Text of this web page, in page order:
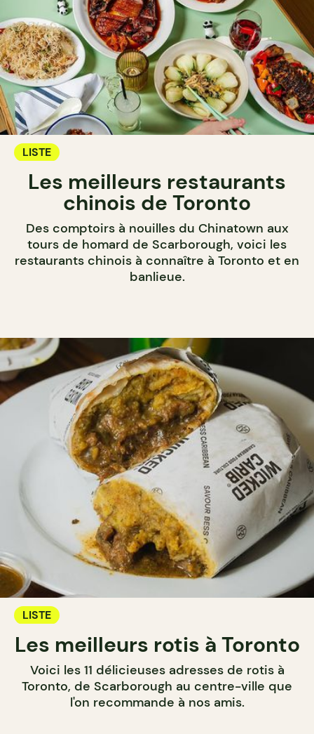
LISTE
Les meilleurs restaurants
chinois de Toronto
Des comptoirs à nouilles du Chinatown aux
tours de homard de Scarborough, voici les
restaurants chinois à connaître à Toronto et en
banlieue.
LISTE
Les meilleurs rotis à Toronto
Voici les 11 délicieuses adresses de rotis à
Toronto, de Scarborough au centre-ville que
l'on recommande à nos amis.